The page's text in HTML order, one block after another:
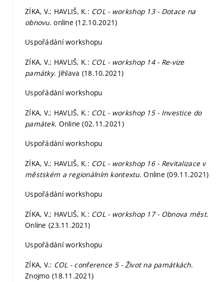
ZÍKA, V.; HAVLIŠ, K.: COL - workshop 13 - Dotace na
obnovu. online (12.10.2021)
Uspořádání workshopu
ZÍKA, V.; HAVLIŠ, K.: COL - workshop 14 - Re-vize
památky. Jihlava (18.10.2021)
Uspořádání workshopu
ZÍKA, V.; HAVLIŠ, K.: COL - workshop 15 - Investice do
památek. Online (02.11.2021)
Uspořádání workshopu
ZÍKA, V.; HAVLIŠ, K.: COL - workshop 16 - Revitalizace v
městském a regionálním kontextu. Online (09.11.2021)
Uspořádání workshopu
ZÍKA, V.; HAVLIŠ, K.: COL - workshop 17 - Obnova měst.
Online (23.11.2021)
Uspořádání workshopu
ZÍKA, V.: COL - conference 5 - Život na památkách.
Znojmo (18.11.2021)